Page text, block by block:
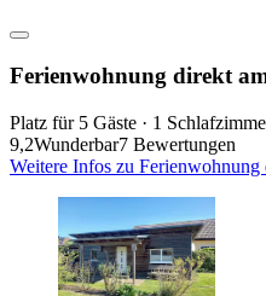
Ferienwohnung direkt
Platz für 5 Gäste · 1
9,2Wunderbar7 Bewertungen
Weitere Infos zu Ferienwohnung